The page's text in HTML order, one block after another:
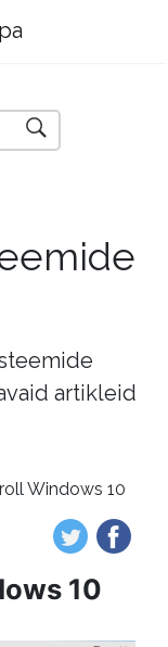
artikleid
Windows 10
10